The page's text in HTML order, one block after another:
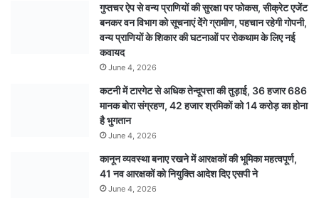
गुप्तचर ऐप से वन्य प्राणियों की सुरक्षा पर फोकस, सीक्रेट एजेंट
बनकर वन विभाग को सूचनाएं देेंगे ग्रामीण, पहचान रहेगी गोपनी,
वन्य प्राणियों के शिकार की घटनाओं पर रोकथाम के लिए नई
कवायद
June 4, 2026
कटनी में टारगेट से अधिक तेन्दूपत्ता की तुड़ाई, 36 हजार 686
मानक बोरा संग्रहण, 42 हजार श्रमिकों को 14 करोड़ का होना
है भुगतान
June 4, 2026
कानून व्यवस्था बनाए रखने में आरक्षकों की भूमिका महत्वपूर्ण,
41 नव आरक्षकों को नियुक्ति आदेश दिए एसपी ने
June 4, 2026